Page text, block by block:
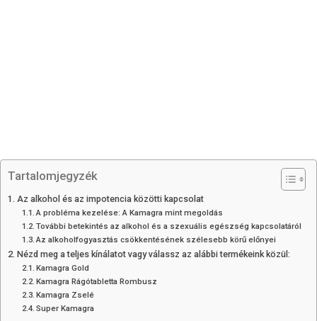
Tartalomjegyzék
Az alkohol és az impotencia közötti kapcsolat
A probléma kezelése: A Kamagra mint megoldás
További betekintés az alkohol és a szexuális egészség kapcsolatáról
Az alkoholfogyasztás csökkentésének szélesebb körű előnyei
Nézd meg a teljes kínálatot vagy válassz az alábbi termékeink közül:
Kamagra Gold
Kamagra Rágótabletta Rombusz
Kamagra Zselé
Super Kamagra